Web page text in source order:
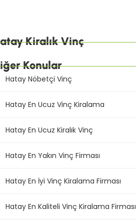
Kiralık Vinç
Konular
Hatay Nöbetçi Vinç
Hatay En Ucuz Vinç Kiralama
Hatay En Ucuz Kiralık Vinç
Hatay En Yakın Vinç Firması
Hatay En İyi Vinç Kiralama Firması
Hatay En Kaliteli Vinç Kiralama Firması